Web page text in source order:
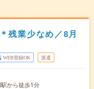
残業少なめ／8月
WEB登録OK 派遣
から徒歩1分